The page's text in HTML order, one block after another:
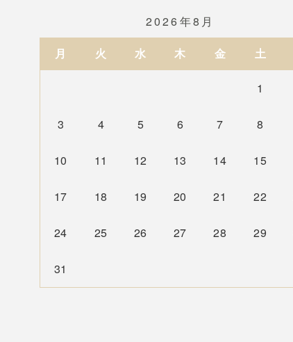
2026年8月
月
火 水 木 金 土
1
3 4 5 6 7 8
10 11 12 13 14 15
17 18 19 20 21 22
24 25 26 27 28 29
31